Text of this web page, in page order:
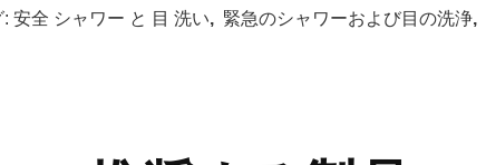
: 安全 シャワー と 目 洗い, 緊急のシャワーおよび目の洗浄,